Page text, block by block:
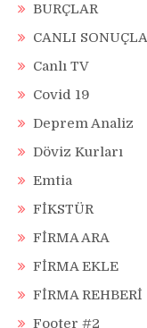
BURÇLAR
CANLI
Canlı TV
Covid 19
Deprem Analiz
Döviz Kurları
Emtia
FİKSTÜR
FİRMA ARA
FİRMA EKLE
FİRMA REHBERİ
Footer #2